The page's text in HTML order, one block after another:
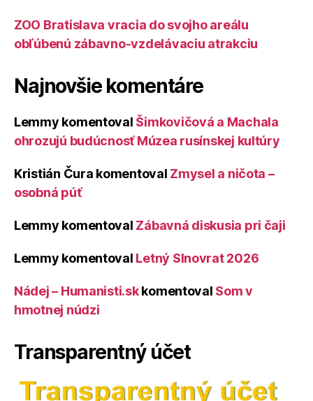
ZOO Bratislava vracia do svojho areálu
obľúbenú zábavno-vzdelávaciu atrakciu
Najnovšie komentáre
Lemmy komentoval Šimkovičová a Machala
ohrozujú budúcnosť Múzea rusínskej kultúry
Kristián Čura komentoval Zmysel a ničota –
osobná púť
Lemmy komentoval Zábavná diskusia pri čaji
Lemmy komentoval Letný Slnovrat 2026
Nádej – Humanisti.skkomentoval Som v
hmotnej núdzi
Transparentný účet